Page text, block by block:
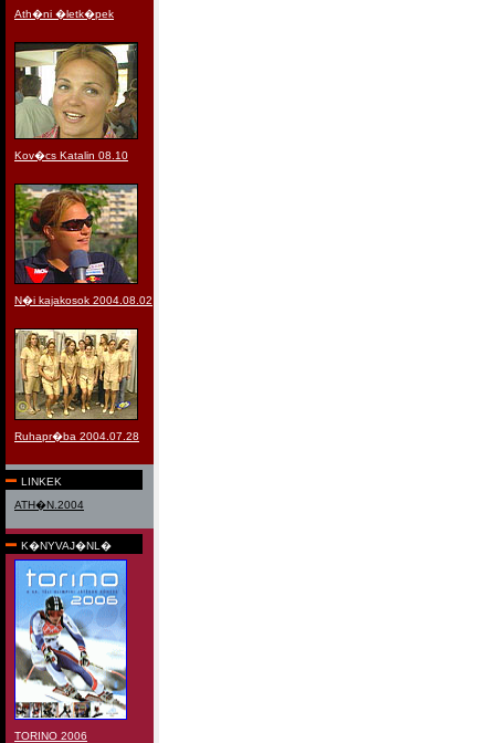
Ath�ni �letk�pek
Kov�cs Katalin 08.10
N�i kajakosok 2004.08.02
Ruhapr�ba 2004.07.28
LINKEK
ATH�N.2004
K�NYVAJ�NL�
TORINO 2006